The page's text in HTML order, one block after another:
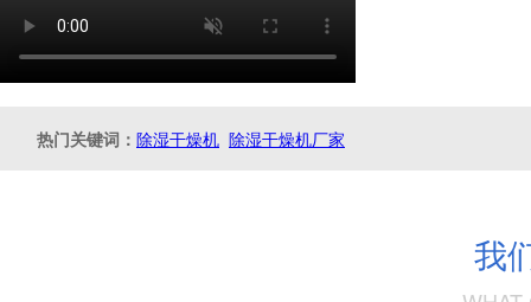
热门关键词： 除湿干燥机 除湿干燥机厂家
我